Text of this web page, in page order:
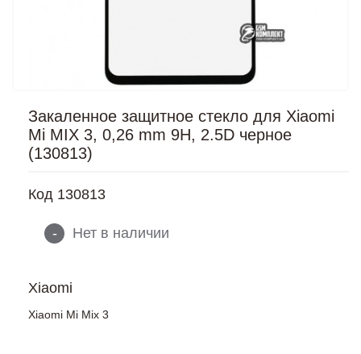
Закаленное защитное стекло для Xiaomi
Mi MIX 3, 0,26 mm 9H, 2.5D черное
(130813)
Код 130813
- Нет в наличии
Xiaomi
Xiaomi Mi Mix 3